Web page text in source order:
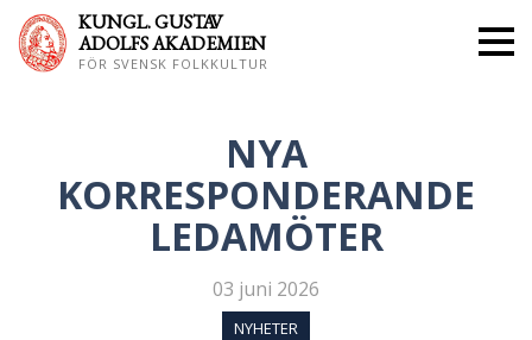
KUNGL. GUSTAV
ADOLFS AKADEMIEN
FÖR SVENSK FOLKKULTUR
NYA
KORRESPONDERANDE
LEDAMÖTER
03 juni 2026
NYHETER